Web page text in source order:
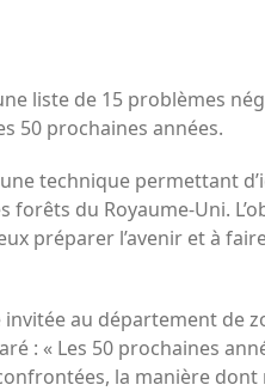
liste de 15 problèmes
50 prochaines années.
une technique permettant
du Royaume-Uni.
préparer l’avenir et à
au département de
: « Les 50 prochaines
la manière